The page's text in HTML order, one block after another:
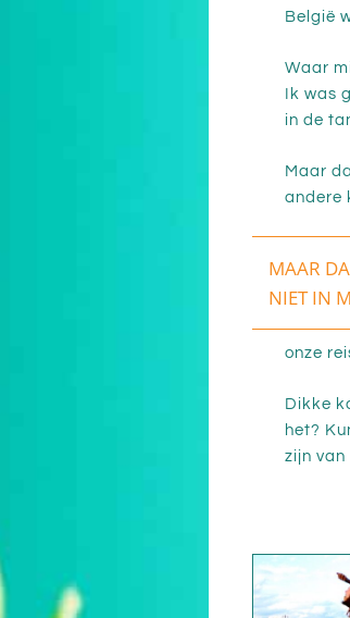
België
Waar
Ik was
in de
Maar
andere
MAAR
NIET IN
onze
Dikke
het?
zijn van